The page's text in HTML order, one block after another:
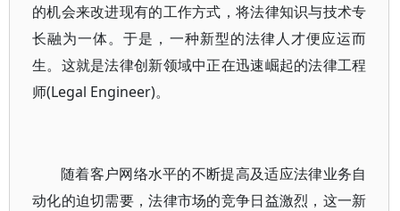
的机会来改进现有的工作方式，将法律知识与技术专
长融为一体。于是，一种新型的法律人才便应运而
生。这就是法律创新领域中正在迅速崛起的法律工程
师(Legal Engineer)。
随着客户网络水平的不断提高及适应法律业务自
动化的迫切需要，法律市场的竞争日益激烈，这一新